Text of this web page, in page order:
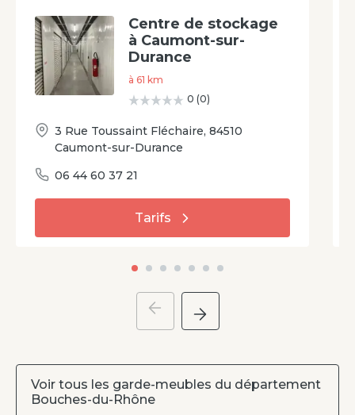
Centre de stockage
à Caumont-sur-
Durance
à 61 km
0 (0)
3 Rue Toussaint Fléchaire, 84510
Caumont-sur-Durance
06 44 60 37 21
Tarifs
Voir tous les garde-meubles du département
Bouches-du-Rhône